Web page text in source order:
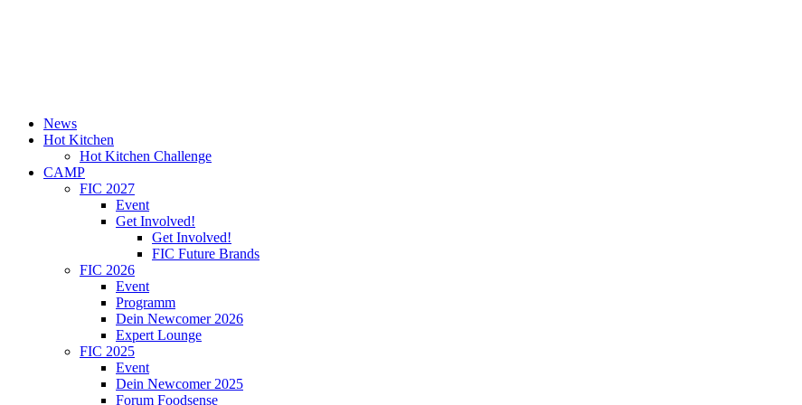
News
Hot Kitchen
Hot Kitchen Challenge
CAMP
FIC 2027
Event
Get Involved!
Get Involved!
FIC Future Brands
FIC 2026
Event
Programm
Dein Newcomer 2026
Expert Lounge
FIC 2025
Event
Dein Newcomer 2025
Forum Foodsense